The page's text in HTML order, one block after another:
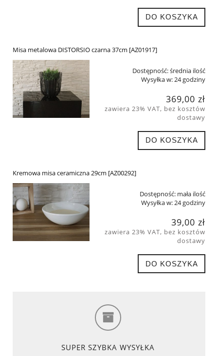
DO KOSZYKA
Misa metalowa DISTORSIO czarna 37cm [AZ01917]
Dostępność:średnia ilość
Wysyłka w:24 godziny
369,00 zł
zawiera 23% VAT, bez kosztów
dostawy
DO KOSZYKA
Kremowa misa ceramiczna 29cm [AZ00292]
Dostępność: mała ilość
Wysyłka w:24 godziny
39,00 zł
zawiera 23% VAT, bez kosztów
dostawy
DO KOSZYKA
SUPER SZYBKA WYSYŁKA